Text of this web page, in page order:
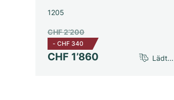
1205
CHF 1’860
CHF 2’200
- CHF 340
Lädt...